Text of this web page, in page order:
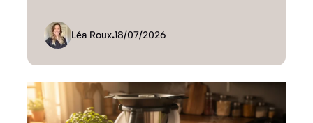
Léa Roux.18/07/2026